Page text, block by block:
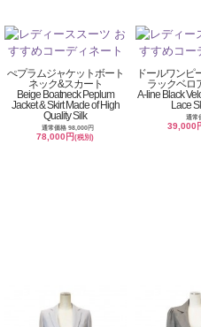
ぺプラムジャケットボート
ネック&スカート
Beige Boatneck Peplum
Jacket & Skirt Made of High
Quality Silk
通常価格 98,000円
78,000円(税別)
ドールワンピ
ラックベロ
A-line Black
Lace
通常
39,000